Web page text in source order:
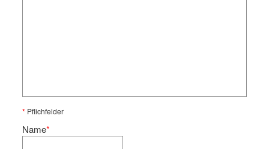
* Pflichfelder
Name*